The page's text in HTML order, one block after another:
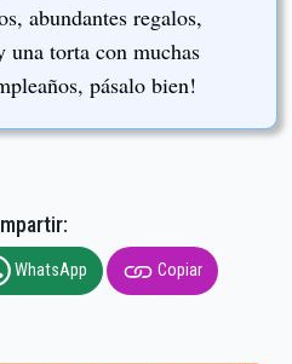
abundantes regalos,
una torta con muchas
pásalo bien!
WhatsApp Copiar